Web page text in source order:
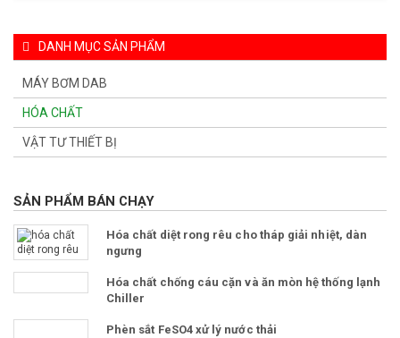
DANH MỤC SẢN PHẨM
MÁY BƠM DAB
HÓA CHẤT
VẬT TƯ THIẾT BỊ
SẢN PHẨM BÁN CHẠY
Hóa chất diệt rong rêu cho tháp giải nhiệt, dàn
ngưng
Hóa chất chống cáu cặn và ăn mòn hệ thống lạnh
Chiller
Phèn sắt FeSO4 xử lý nước thải